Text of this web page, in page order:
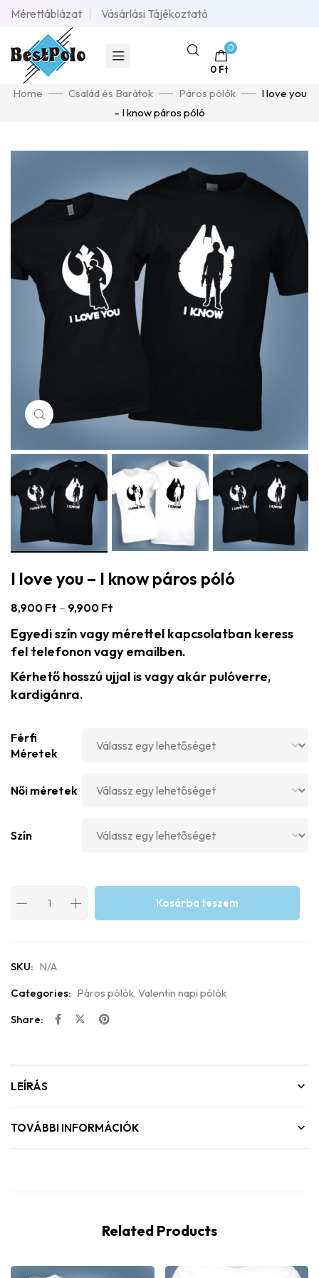
Mérettáblázat Vásárlási Tájékoztató
0
0 Ft
Home Család és Barátok Páros pólók
I love you
– I know páros póló
Click to enlarge
I love you – I know páros póló
8,900 Ft – 9,900 Ft
Egyedi szín vagy mérettel kapcsolatban keress
fel telefonon vagy emailben.
Kérhető hosszú ujjal is vagy akár pulóverre,
kardigánra.
Férfi
Méretek
Női méretek
Szín
Kosárba teszem
SKU: N/A
Categories: Páros pólók, Valentin napi pólók
Share:
LEÍRÁS
TOVÁBBI INFORMÁCIÓK
Related Products